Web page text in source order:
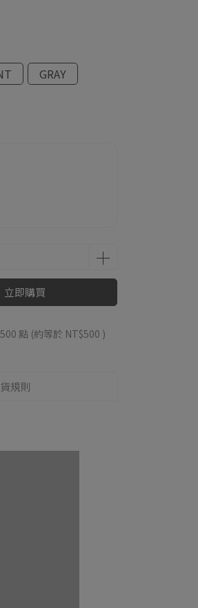
GRAY
立即購買
500 點 (約等於 NT$500 )
規則